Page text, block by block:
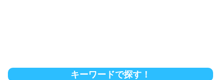
キーワードで探す！